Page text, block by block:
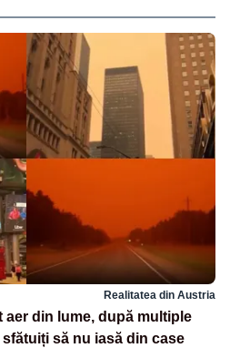
Realitatea din Austria
aer din lume, după multiple
să nu iasă din case